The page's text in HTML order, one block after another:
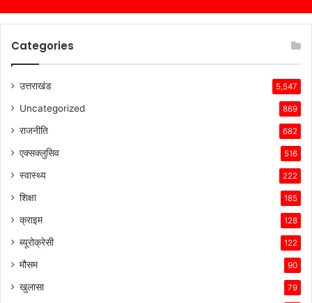
Categories
उत्तराखंड 5,547
Uncategorized 869
राजनीति 682
एक्सक्लुसिव 516
स्वास्थ्य 222
शिक्षा 185
क्राइम 128
ब्यूरोक्रेसी 122
मौसम 90
खुलासा 79